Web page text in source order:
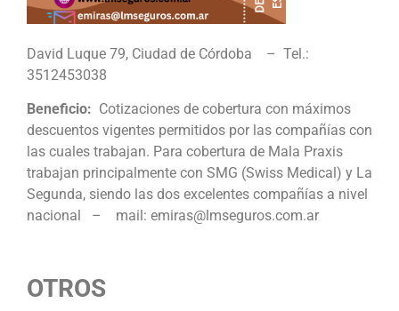
David Luque 79, Ciudad de Córdoba – Tel.:
3512453038
Beneficio: Cotizaciones de cobertura con máximos
descuentos vigentes permitidos por las compañías con
las cuales trabajan. Para cobertura de Mala Praxis
trabajan principalmente con SMG (Swiss Medical) y La
Segunda, siendo las dos excelentes compañías a nivel
nacional – mail: emiras@lmseguros.com.ar
OTROS